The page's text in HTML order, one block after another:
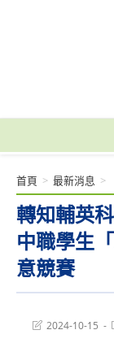
轉知輔英
中職學生
意競賽
首頁 > 最新消息 >
Post2024-10-15